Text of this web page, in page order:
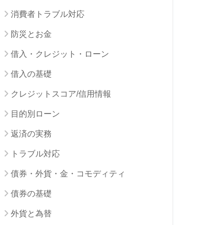
消費者トラブル対応
防災とお金
借入・クレジット・ローン
借入の基礎
クレジットスコア/信用情報
目的別ローン
返済の実務
トラブル対応
債券・外貨・金・コモディティ
債券の基礎
外貨と為替